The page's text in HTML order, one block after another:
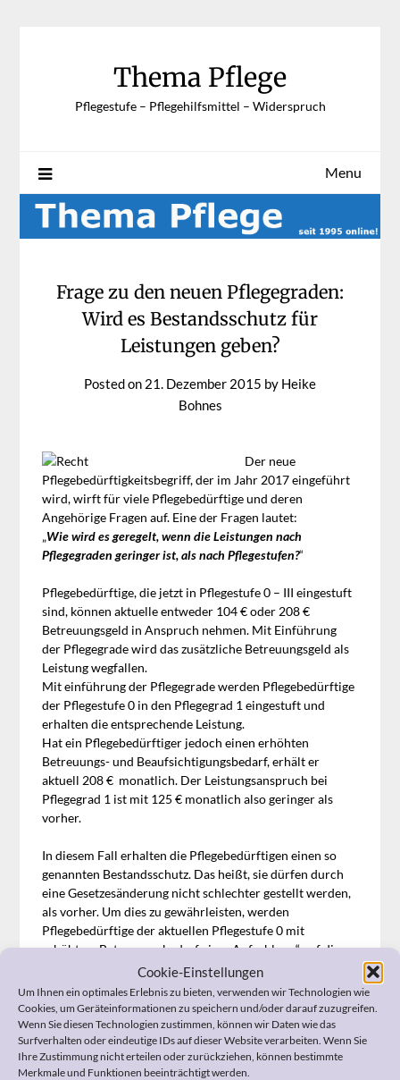
Cookie-Einstellungen
Um Ihnen ein optimales Erlebnis zu bieten, verwenden wir Technologien wie
Cookies, um Geräteinformationen zu speichern und/oder darauf zuzugreifen.
Wenn Sie diesen Technologien zustimmen, können wir Daten wie das
Surfverhalten oder eindeutige IDs auf dieser Website verarbeiten. Wenn Sie
Ihre Zustimmung nicht erteilen oder zurückziehen, können bestimmte
Merkmale und Funktionen beeinträchtigt werden.
Thema Pflege
Pflegestufe – Pflegehilfsmittel – Widerspruch
Menu
Frage zu den neuen Pflegegraden:
Wird es Bestandsschutz für
Leistungen geben?
Posted on 21. Dezember 2015 by Heike
Bohnes
Der neue
Pflegebedürftigkeitsbegriff, der im Jahr 2017 eingeführt
wird, wirft für viele Pflegebedürftige und deren
Angehörige Fragen auf. Eine der Fragen lautet:
„Wie wird es geregelt, wenn die Leistungen nach
Pflegegraden geringer ist, als nach Pflegestufen?“
Pflegebedürftige, die jetzt in Pflegestufe 0 – III eingestuft
sind, können aktuelle entweder 104 € oder 208 €
Betreuungsgeld in Anspruch nehmen. Mit Einführung
der Pflegegrade wird das zusätzliche Betreuungsgeld als
Leistung wegfallen.
Mit einführung der Pflegegrade werden Pflegebedürftige
der Pflegestufe 0 in den Pflegegrad 1 eingestuft und
erhalten die entsprechende Leistung.
Hat ein Pflegebedürftiger jedoch einen erhöhten
Betreuungs- und Beaufsichtigungsbedarf, erhält er
aktuell 208 € monatlich. Der Leistungsanspruch bei
Pflegegrad 1 ist mit 125 € monatlich also geringer als
vorher.
In diesem Fall erhalten die Pflegebedürftigen einen so
genannten Bestandsschutz. Das heißt, sie dürfen durch
eine Gesetzesänderung nicht schlechter gestellt werden,
als vorher. Um dies zu gewährleisten, werden
Pflegebedürftige der aktuellen Pflegestufe 0 mit
erhöhtem Betreuungsbedarf eine „Aufzahlung“ auf die
ihnen zustehende Leistung, bis zum Betrag von 208 €
erhalten.
Sobald sie jedoch den Betrag von 208 € mit den üblichen
Leistungen der Pflegekasse erreichen bzw. überschreiten,
fällt der Bestandsschutz und damit auch die Aufzahlung
weg.